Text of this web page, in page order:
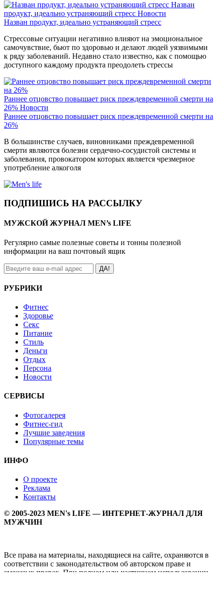
Назван
продукт, идеально устраняющий стресс Новости
Назван продукт, идеально устраняющий стресс
Стрессовые ситуации негативно влияют на эмоциональное
самочувствие, бьют по здоровью и делают людей уязвимыми
к ряду заболеваний. Недавно стало известно, как с помощью
доступного каждому продукта преодолеть стрессы
Раннее отцовство повышает риск преждевременной смерти на
26% Новости
Раннее отцовство повышает риск преждевременной смерти на
26%
В большинстве случаев, виновниками преждевременной
смерти являются болезни сердечно-сосудистой системы и
заболевания, провокатором которых является чрезмерное
употребление алкоголя
ПОДПИШИСЬ НА РАССЫЛКУ
МУЖСКОЙ ЖУРНАЛ MEN’s LIFE
Регулярно самые полезные советы и тонны полезной
информации на ваш почтовый ящик
ДА!
РУБРИКИ
Фитнес
Здоровье
Секс
Питание
Стиль
Деньги
Отдых
Персона
Новости
СЕРВИСЫ
Фотогалерея
Фитнес-гид
Лучшие заведения
Популярные темы
ИНФО
О проекте
Реклама
Контакты
© 2005-2023 MEN's LIFE — ИНТЕРНЕТ-ЖУРНАЛ ДЛЯ
МУЖЧИН
Все права на материалы, находящиеся на сайте, охраняются в
соответствии с законодательством об авторском праве и
смежных правах. При полном или частичном использовании